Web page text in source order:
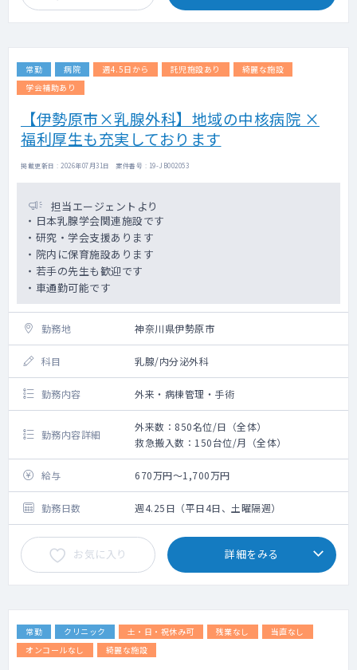
常勤 病院 週4.5日から 託児施設あり
綺麗な施設
学会補助あり
【伊勢原市×乳腺外科】地域の中核病院 ×
福利厚生も充実しております
掲載更新日 : 2026年07月31日 案件番号 : 19-JB002053
担当エージェントより
・日本乳腺学会関連施設です
・研究・学会支援あります
・院内に保育施設あります
・若手の先生も歓迎です
・車通勤可能です
勤務地 神奈川県伊勢原市
科目 乳腺/内分泌外科
勤務内容 外来・病棟管理・手術
勤務内容詳細
外来数：850名位/日（全体）
救急搬入数：150台位/月（全体）
給与 670万円～1,700万円
勤務日数 週4.25日（平日4日、土曜隔週）
お気に入り 詳細をみる
常勤 クリニック 土・日・祝休み可 残業なし
当直なし
オンコールなし
綺麗な施設